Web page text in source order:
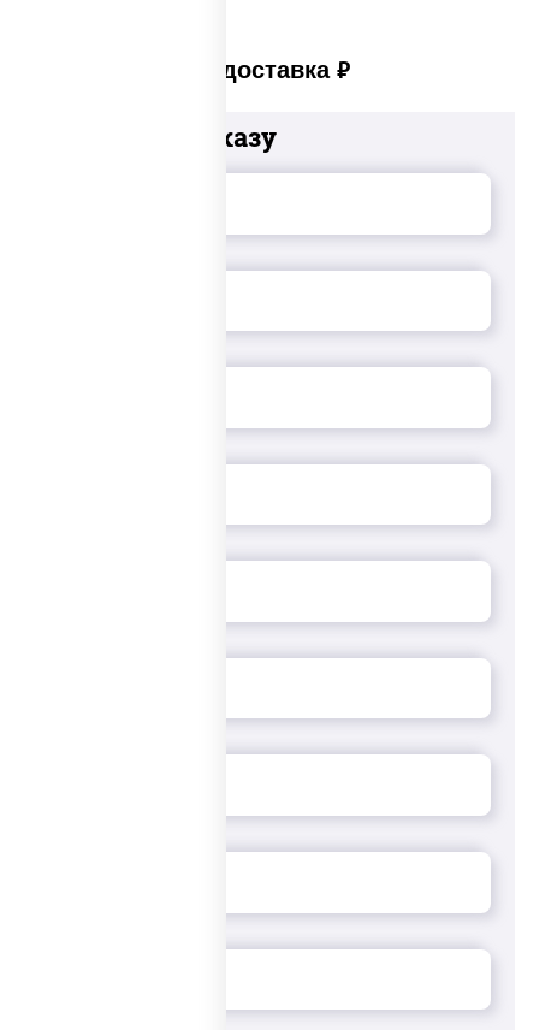
Платная доставка руб
Добавьте к заказу